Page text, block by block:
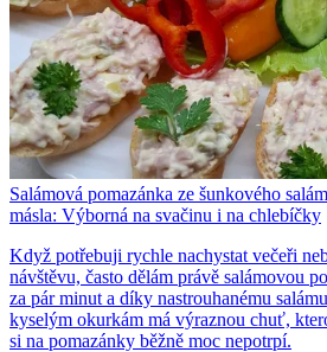
Salámová pomazánka ze šunkového
másla: Výborná na svačinu i na chlebíčky
Když potřebuji rychle nachystat večeři
návštěvu, často dělám právě salámovou
za pár minut a díky nastrouhanému
kyselým okurkám má výraznou chuť,
si na pomazánky běžně moc nepotrpí.